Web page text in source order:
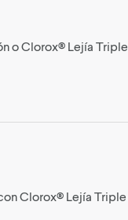
o Clorox® Lejía
Clorox® Lejía